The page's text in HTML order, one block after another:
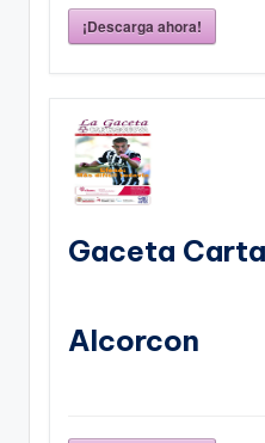
¡Descarga ahora!
Gaceta
Alcorcon